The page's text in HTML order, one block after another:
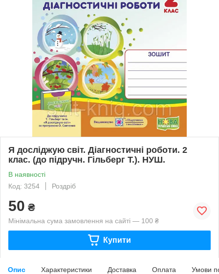
Я досліджую світ. Діагностичні роботи. 2
клас. (до підручн. Гільберг Т.). НУШ.
В наявності
Код: 3254
Роздріб
50 ₴
Мінімальна сума замовлення на сайті — 100 ₴
Купити
Опис Характеристики Доставка Оплата Умови